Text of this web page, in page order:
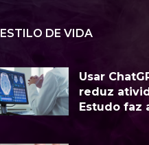
ESTILO DE VIDA
Usar
reduz
Estudo faz